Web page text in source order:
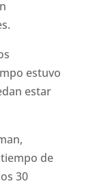
estuvo
estar
de
30